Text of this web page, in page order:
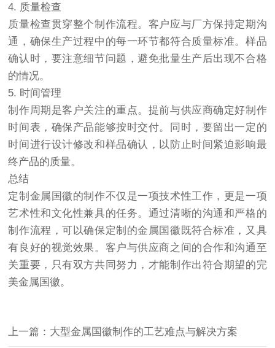
4. 质量检查
质量检查贯穿整个制作流程。客户应与厂方保持定期沟
通，确保生产过程中的每一环节都符合质量标准。样品
确认时，要注意细节问题，避免批量生产后出现不合格
的情况。
5. 时间管理
制作周期是客户关注的重点。提前与供应商确定好制作
时间表，确保产品能够按时交付。同时，要留出一定的
时间进行设计修改和样品确认，以防止时间紧迫影响最
终产品的质量。
总结
定制金属国徽的制作不仅是一项技术性工作，更是一项
艺术性和文化性兼具的任务。通过清晰的沟通和严格的
制作流程，可以确保定制的金属国徽既符合标准，又具
有良好的视觉效果。客户与供应商之间的合作和沟通至
关重要，只有双方共同努力，才能制作出符合期望的完
美金属国徽。
上一篇：大型金属国徽制作的工艺难点与解决方案